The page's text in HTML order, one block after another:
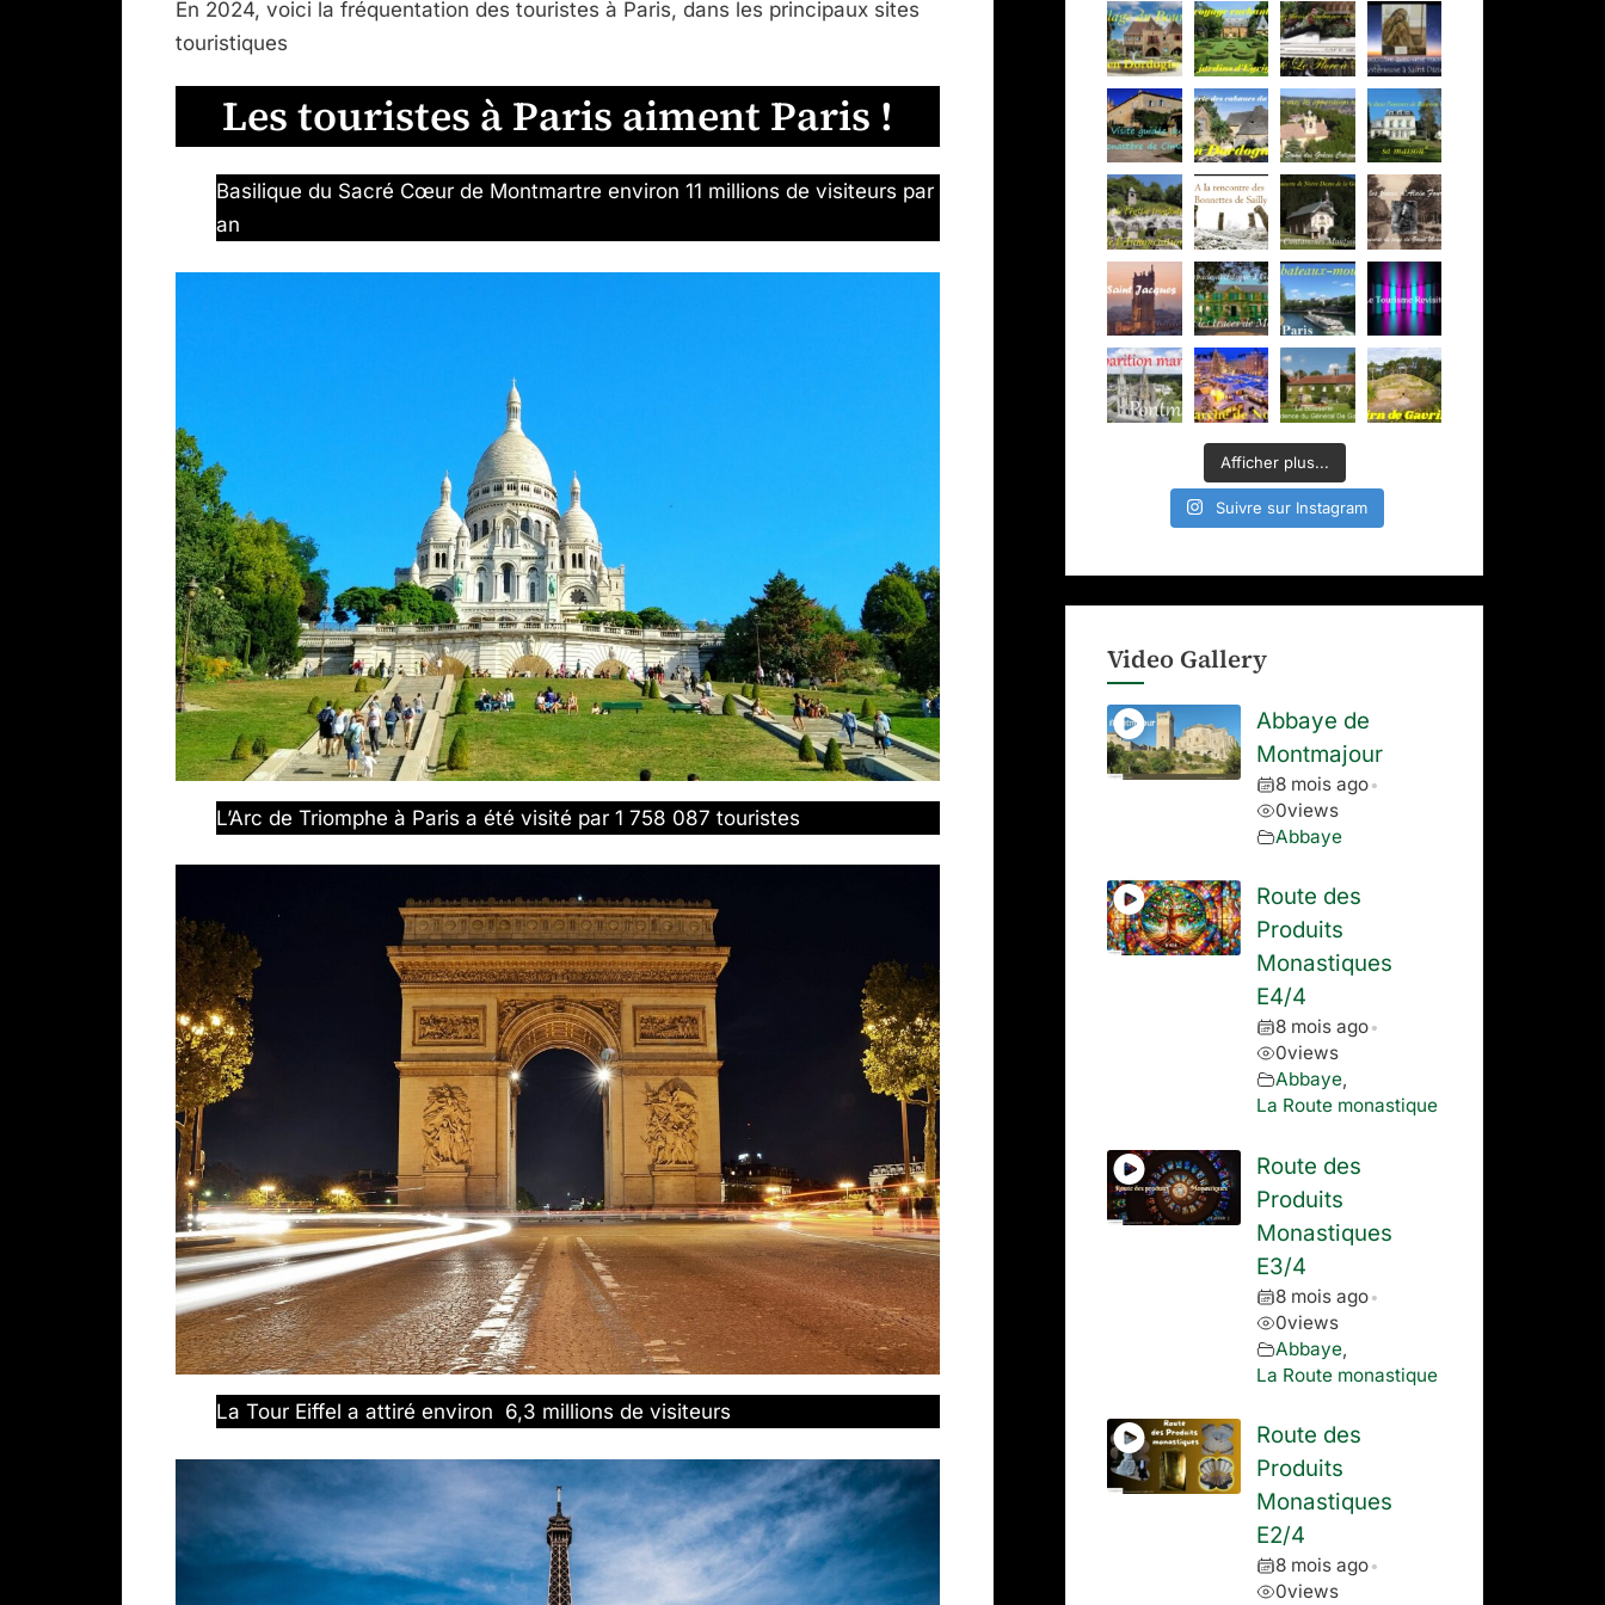
En 2024, voici la fréquentation des touristes à Paris, dans les principaux sites
touristiques
Les touristes à Paris aiment Paris !
Basilique du Sacré Cœur de Montmartre environ 11 millions de visiteurs par
an
L’Arc de Triomphe à Paris a été visité par 1 758 087 touristes
La Tour Eiffel a attiré environ 6,3 millions de visiteurs
Afficher plus...
Suivre sur Instagram
Video Gallery
Abbaye de
Montmajour
8 mois ago •
0views
Abbaye
Route des
Produits
Monastiques
E4/4
8 mois ago •
0views
Abbaye,
La Route monastique
Route des
Produits
Monastiques
E3/4
8 mois ago •
0views
Abbaye,
La Route monastique
Route des
Produits
Monastiques
E2/4
8 mois ago •
0views